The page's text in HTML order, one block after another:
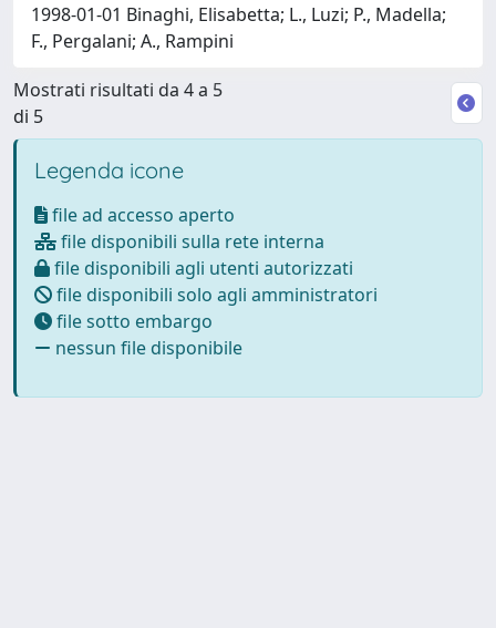
1998-01-01 Binaghi, Elisabetta; L., Luzi; P., Madella;
F., Pergalani; A., Rampini
Mostrati risultati da 4 a 5
di 5
Legenda icone
file ad accesso aperto
file disponibili sulla rete interna
file disponibili agli utenti autorizzati
file disponibili solo agli amministratori
file sotto embargo
nessun file disponibile